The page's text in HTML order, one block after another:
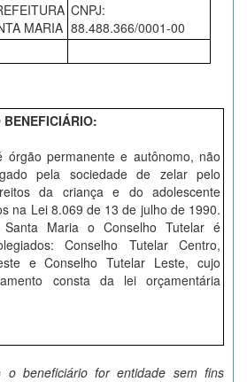
MARIA
CNPJ:
88.488.366/0001-00
órgão permanente e autônomo, não
pela sociedade de zelar pelo
da criança e do adolescente
na Lei 8.069 de 13 de julho de 1990.
Maria o Conselho Tutelar é
Conselho Tutelar Centro,
e Conselho Tutelar Leste, cujo
consta da lei orçamentária
o beneficiário forentidade sem fins